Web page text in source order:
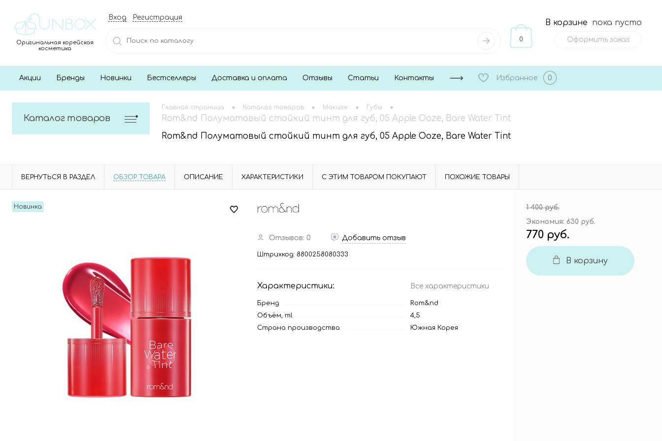
Оригинальная корейская
косметика
Вход Регистрация
0
В корзине пока пусто
Оформить заказ
Акции Бренды Новинки Бестселлеры Доставка и оплата Отзывы Статьи Контакты Избранное 0
Каталог товаров
Главная страница • Каталог товаров • Макияж • Губы •
Rom&nd Полуматовый стойкий тинт для губ, 05 Apple Ooze, Bare Water Tint
Rom&nd Полуматовый стойкий тинт для губ, 05 Apple Ooze, Bare Water Tint
ВЕРНУТЬСЯ В РАЗДЕЛ ОБЗОР ТОВАРА ОПИСАНИЕ ХАРАКТЕРИСТИКИ С ЭТИМ ТОВАРОМ ПОКУПАЮТ ПОХОЖИЕ ТОВАРЫ
Новинка
Отзывов: 0 Добавить отзыв
Штрихкод: 8800258080333
Характеристики: Все характеристики
Бренд
Rom&nd
Объём, ml
4,5
Страна производства
Южная Корея
1 400 руб.
Экономия: 630 руб.
770 руб.
В корзину